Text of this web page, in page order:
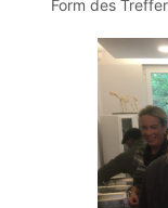
Form des